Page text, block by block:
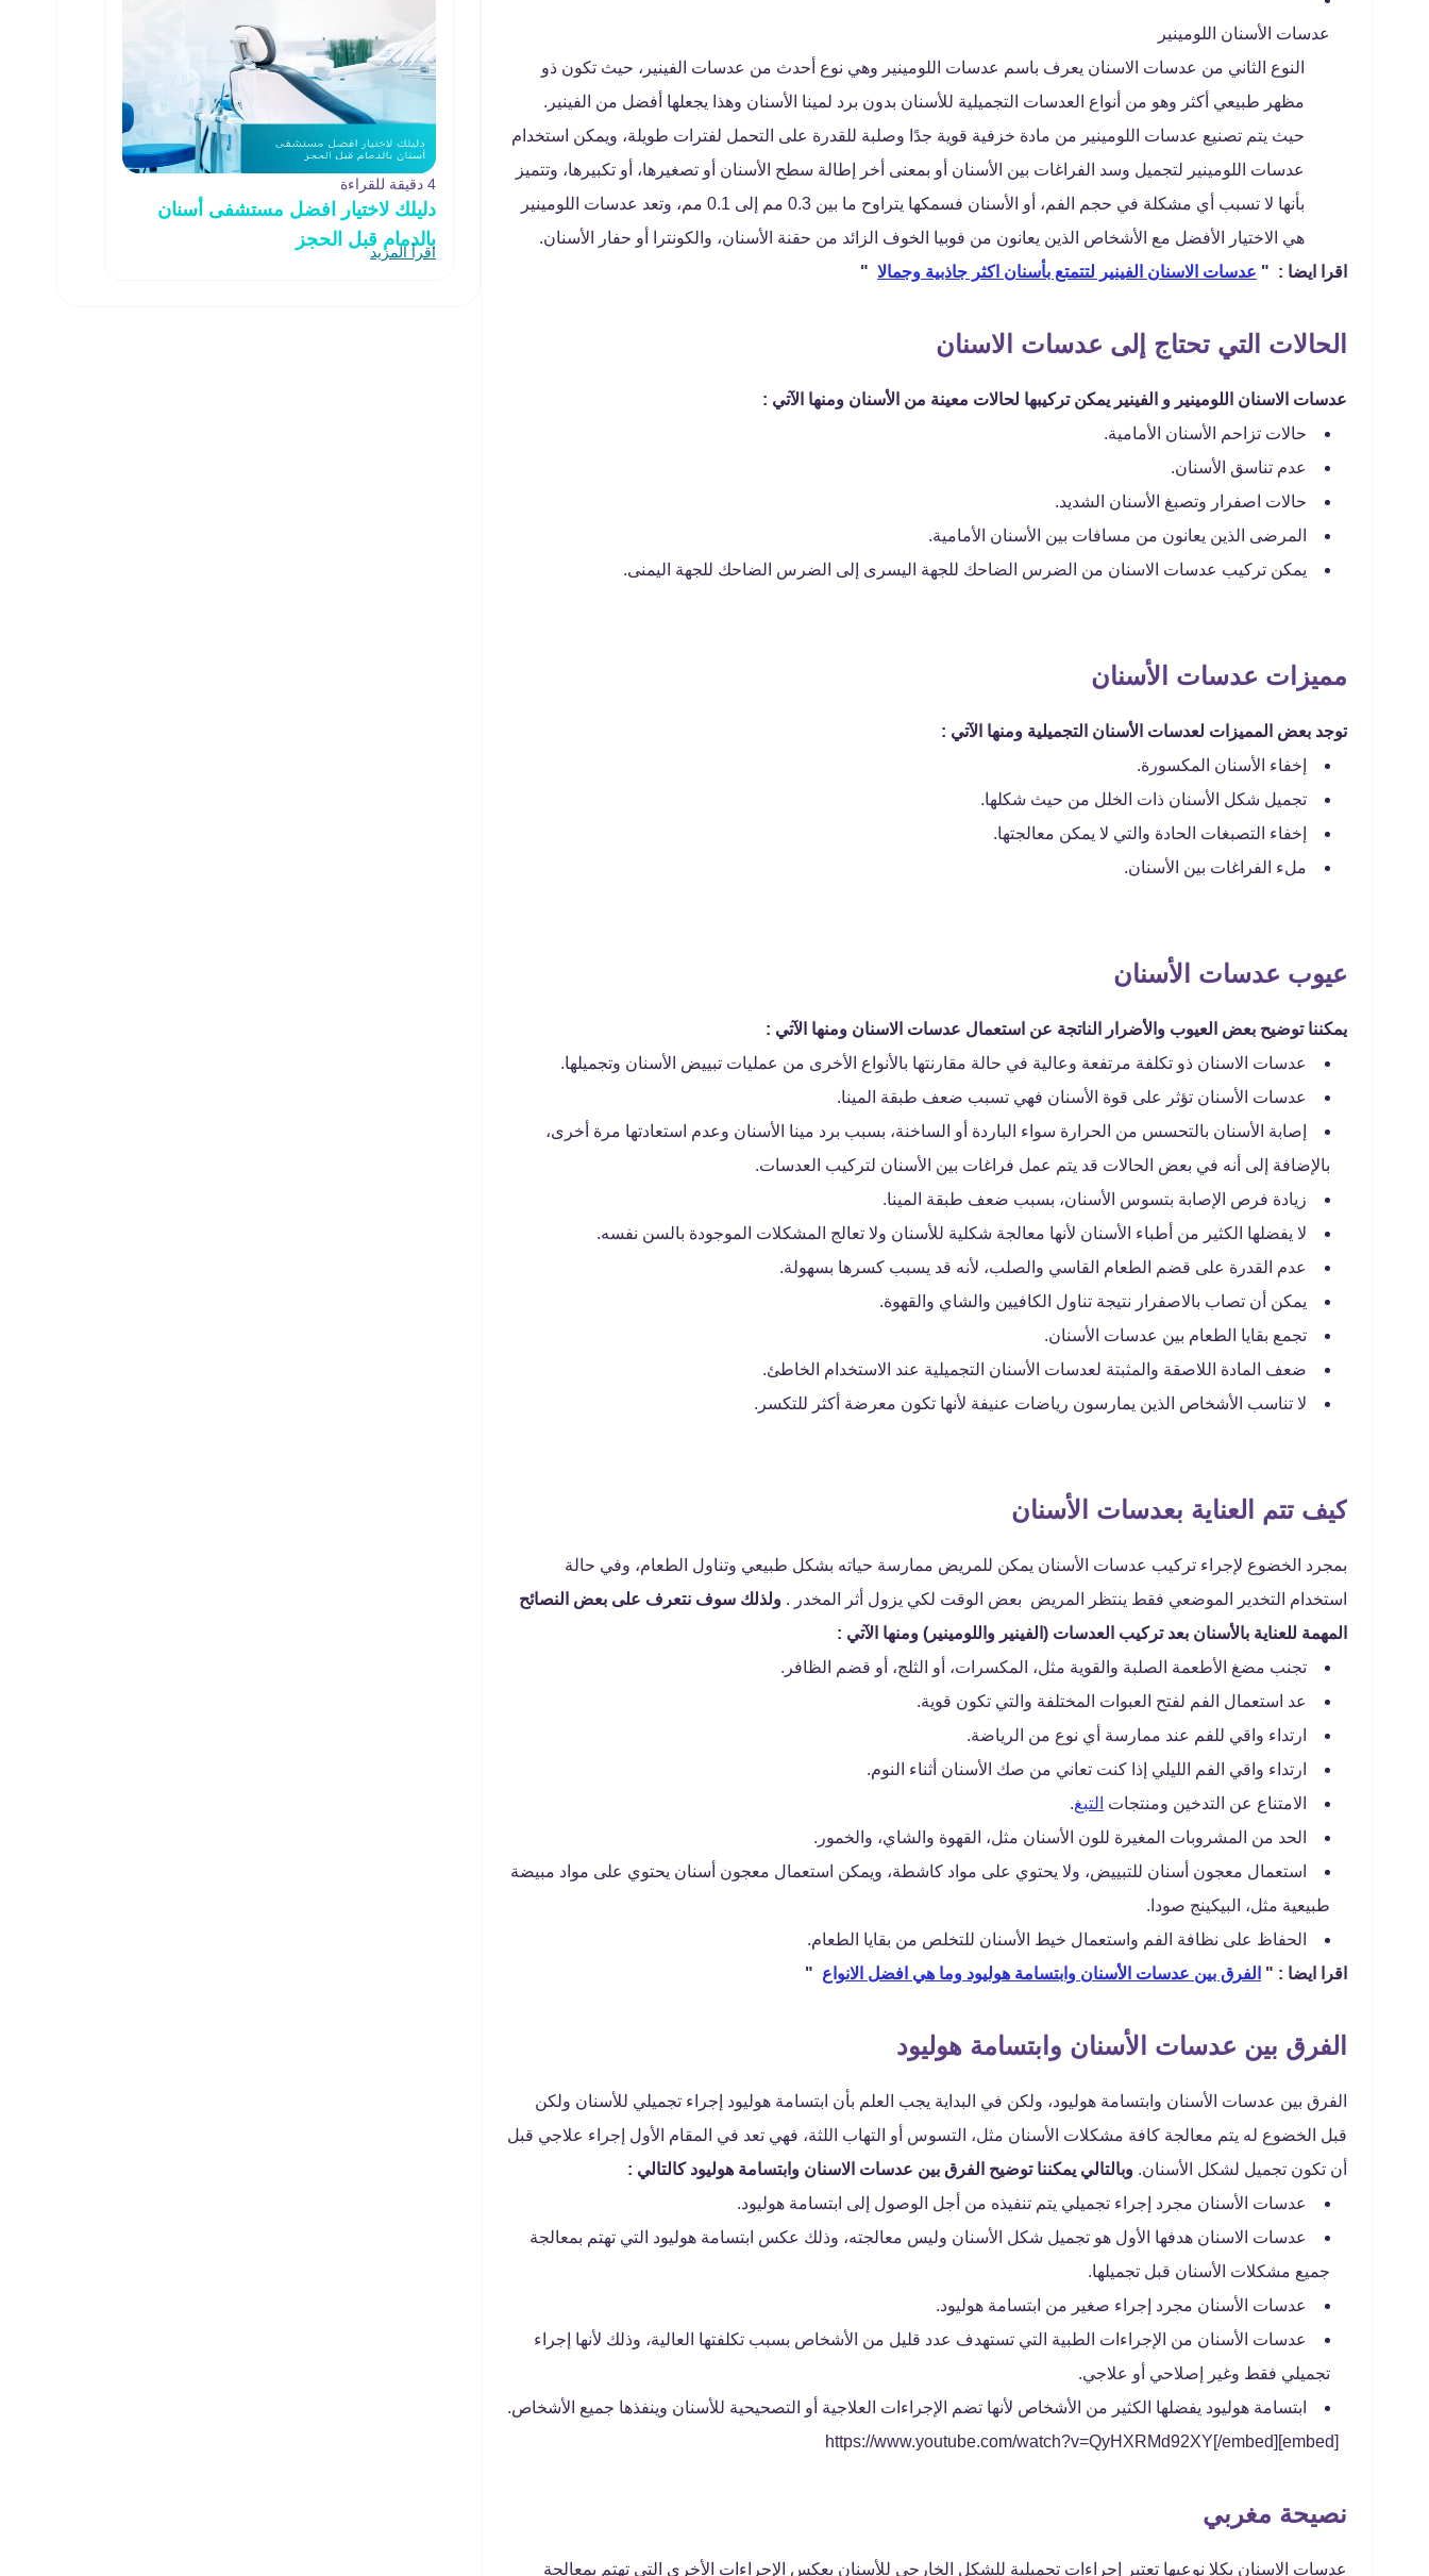
عدسات الأسنان اللومينير
النوع الثاني من عدسات الاسنان يعرف باسم عدسات اللومينير وهي نوع أحدث من عدسات الفينير، حيث تكون ذو
مظهر طبيعي أكثر وهو من أنواع العدسات التجميلية للأسنان بدون برد لمينا الأسنان وهذا يجعلها أفضل من الفينير.
حيث يتم تصنيع عدسات اللومينير من مادة خزفية قوية جدًا وصلبة للقدرة على التحمل لفترات طويلة، ويمكن استخدام
عدسات اللومينير لتجميل وسد الفراغات بين الأسنان أو بمعنى أخر إطالة سطح الأسنان أو تصغيرها، أو تكبيرها، وتتميز
بأنها لا تسبب أي مشكلة في حجم الفم، أو الأسنان فسمكها يتراوح ما بين 0.3 مم إلى 0.1 مم، وتعد عدسات اللومينير
هي الاختيار الأفضل مع الأشخاص الذين يعانون من فوبيا الخوف الزائد من حقنة الأسنان، والكونترا أو حفار الأسنان.
اقرا ايضا : " عدسات الاسنان الفينير لتتمتع بأسنان اكثر جاذبية وجمالا "
الحالات التي تحتاج إلى عدسات الاسنان
عدسات الاسنان اللومينير و الفينير يمكن تركيبها لحالات معينة من الأسنان ومنها الآتي :
حالات تزاحم الأسنان الأمامية.
عدم تناسق الأسنان.
حالات اصفرار وتصبغ الأسنان الشديد.
المرضى الذين يعانون من مسافات بين الأسنان الأمامية.
يمكن تركيب عدسات الاسنان من الضرس الضاحك للجهة اليسرى إلى الضرس الضاحك للجهة اليمنى.
مميزات عدسات الأسنان
توجد بعض المميزات لعدسات الأسنان التجميلية ومنها الآتي :
إخفاء الأسنان المكسورة.
تجميل شكل الأسنان ذات الخلل من حيث شكلها.
إخفاء التصبغات الحادة والتي لا يمكن معالجتها.
ملء الفراغات بين الأسنان.
عيوب عدسات الأسنان
يمكننا توضيح بعض العيوب والأضرار الناتجة عن استعمال عدسات الاسنان ومنها الآتي :
عدسات الاسنان ذو تكلفة مرتفعة وعالية في حالة مقارنتها بالأنواع الأخرى من عمليات تبييض الأسنان وتجميلها.
عدسات الأسنان تؤثر على قوة الأسنان فهي تسبب ضعف طبقة المينا.
إصابة الأسنان بالتحسس من الحرارة سواء الباردة أو الساخنة، بسبب برد مينا الأسنان وعدم استعادتها مرة أخرى،
بالإضافة إلى أنه في بعض الحالات قد يتم عمل فراغات بين الأسنان لتركيب العدسات.
زيادة فرص الإصابة بتسوس الأسنان، بسبب ضعف طبقة المينا.
لا يفضلها الكثير من أطباء الأسنان لأنها معالجة شكلية للأسنان ولا تعالج المشكلات الموجودة بالسن نفسه.
عدم القدرة على قضم الطعام القاسي والصلب، لأنه قد يسبب كسرها بسهولة.
يمكن أن تصاب بالاصفرار نتيجة تناول الكافيين والشاي والقهوة.
تجمع بقايا الطعام بين عدسات الأسنان.
ضعف المادة اللاصقة والمثبتة لعدسات الأسنان التجميلية عند الاستخدام الخاطئ.
لا تناسب الأشخاص الذين يمارسون رياضات عنيفة لأنها تكون معرضة أكثر للتكسر.
كيف تتم العناية بعدسات الأسنان
بمجرد الخضوع لإجراء تركيب عدسات الأسنان يمكن للمريض ممارسة حياته بشكل طبيعي وتناول الطعام، وفي حالة
استخدام التخدير الموضعي فقط ينتظر المريض بعض الوقت لكي يزول أثر المخدر . ولذلك سوف نتعرف على بعض النصائح
المهمة للعناية بالأسنان بعد تركيب العدسات (الفينير واللومينير) ومنها الآتي :
تجنب مضغ الأطعمة الصلبة والقوية مثل، المكسرات، أو الثلج، أو قضم الظافر.
عد استعمال الفم لفتح العبوات المختلفة والتي تكون قوية.
ارتداء واقي للفم عند ممارسة أي نوع من الرياضة.
ارتداء واقي الفم الليلي إذا كنت تعاني من صك الأسنان أثناء النوم.
الامتناع عن التدخين ومنتجات التبغ.
الحد من المشروبات المغيرة للون الأسنان مثل، القهوة والشاي، والخمور.
استعمال معجون أسنان للتبييض، ولا يحتوي على مواد كاشطة، ويمكن استعمال معجون أسنان يحتوي على مواد مبيضة
طبيعية مثل، البيكينج صودا.
الحفاظ على نظافة الفم واستعمال خيط الأسنان للتخلص من بقايا الطعام.
اقرا ايضا : " الفرق بين عدسات الأسنان وابتسامة هوليود وما هي افضل الانواع "
الفرق بين عدسات الأسنان وابتسامة هوليود
الفرق بين عدسات الأسنان وابتسامة هوليود، ولكن في البداية يجب العلم بأن ابتسامة هوليود إجراء تجميلي للأسنان ولكن
قبل الخضوع له يتم معالجة كافة مشكلات الأسنان مثل، التسوس أو التهاب اللثة، فهي تعد في المقام الأول إجراء علاجي قبل
أن تكون تجميل لشكل الأسنان. وبالتالي يمكننا توضيح الفرق بين عدسات الاسنان وابتسامة هوليود كالتالي :
عدسات الأسنان مجرد إجراء تجميلي يتم تنفيذه من أجل الوصول إلى ابتسامة هوليود.
عدسات الاسنان هدفها الأول هو تجميل شكل الأسنان وليس معالجته، وذلك عكس ابتسامة هوليود التي تهتم بمعالجة
جميع مشكلات الأسنان قبل تجميلها.
عدسات الأسنان مجرد إجراء صغير من ابتسامة هوليود.
عدسات الأسنان من الإجراءات الطبية التي تستهدف عدد قليل من الأشخاص بسبب تكلفتها العالية، وذلك لأنها إجراء
تجميلي فقط وغير إصلاحي أو علاجي.
ابتسامة هوليود يفضلها الكثير من الأشخاص لأنها تضم الإجراءات العلاجية أو التصحيحية للأسنان وينفذها جميع الأشخاص.
[embed]https://www.youtube.com/watch?v=QyHXRMd92XY[/embed]
نصيحة مغربي
عدسات الاسنان بكلا نوعيها تعتبر إجراءات تجميلية للشكل الخارجي للأسنان بعكس الإجراءات الأخرى التي تهتم بمعالجة
4 دقيقة للقراءة
دليلك لاختيار افضل مستشفى أسنان
بالدمام قبل الحجز
اقرأ المزيد